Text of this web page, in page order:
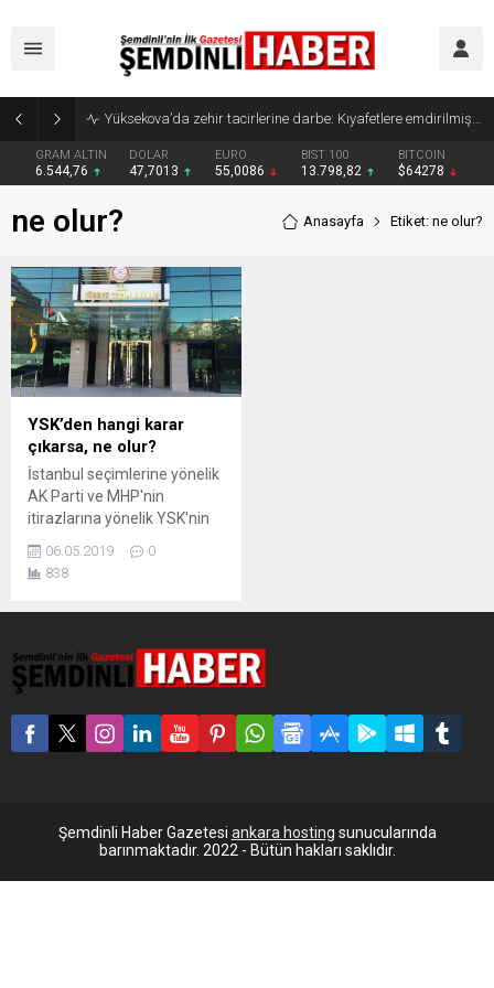
Yüksekova’da zehir tacirlerine darbe: Kıyafetlere emdirilmiş 13 kilo metamfetamin ele geçirildi
GRAM ALTIN
6.544,76
DOLAR
47,7013
EURO
55,0086
BIST 100
13.798,82
BITCOIN
$64278
ne olur? Anasayfa Etiket: ne olur?
YSK’den hangi karar
çıkarsa, ne olur?
İstanbul seçimlerine yönelik
AK Parti ve MHP'nin
itirazlarına yönelik YSK'nin
bekleniyor. Peki çıkacak olan
kararın sonuçları ne olabilir?
seçimlerinin iptali için 16
Nisan’da yaptığı başvuruyu
20 gün sonra karara
bağlayacak. Saat 14.30’da
toplanması beklenen
06.05.2019
0
838
Şemdinli Haber Gazetesi ankara hosting sunucularında
barınmaktadır. 2022 - Bütün hakları saklıdır.